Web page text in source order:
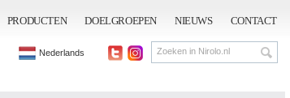
PRODUCTEN DOELGROEPEN NIEUWS CONTACT
Nederlands